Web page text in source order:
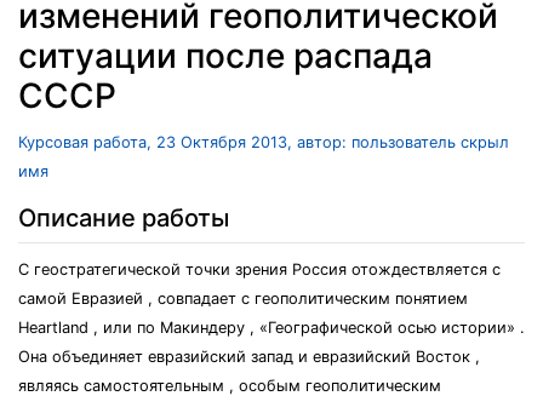
изменений геополитической
ситуации после распада
СССР
Курсовая работа, 23 Октября 2013, автор: пользователь скрыл
имя
Описание работы
С геостратегической точки зрения Россия отождествляется с
самой Евразией , совпадает с геополитическим понятием
Heartland , или по Макиндеру , «Географической осью истории» .
Она объединяет евразийский запад и евразийский Восток ,
являясь самостоятельным , особым геополитическим